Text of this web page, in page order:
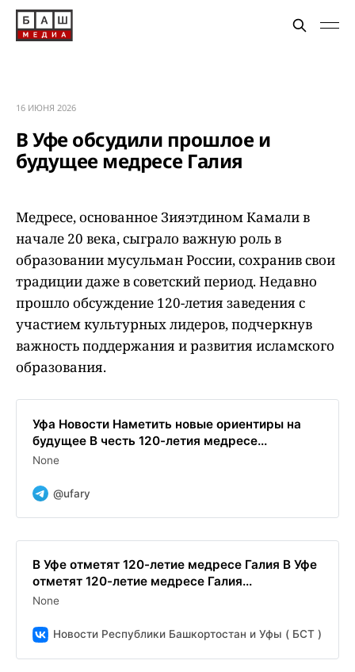
16 ИЮНЯ 2026
В Уфе обсудили прошлое и
будущее медресе Галия
Медресе, основанное Зияэтдином Камали в
начале 20 века, сыграло важную роль в
образовании мусульман России, сохранив свои
традиции даже в советский период. Недавно
прошло обсуждение 120-летия заведения с
участием культурных лидеров, подчеркнув
важность поддержания и развития исламского
образования.
Уфа Новости Наметить новые ориентиры на
будущее В честь 120-летия медресе...
None
@ufary
В Уфе отметят 120-летие медресе Галия В Уфе
отметят 120-летие медресе Галия...
None
Новости Республики Башкортостан и Уфы ( БСТ )